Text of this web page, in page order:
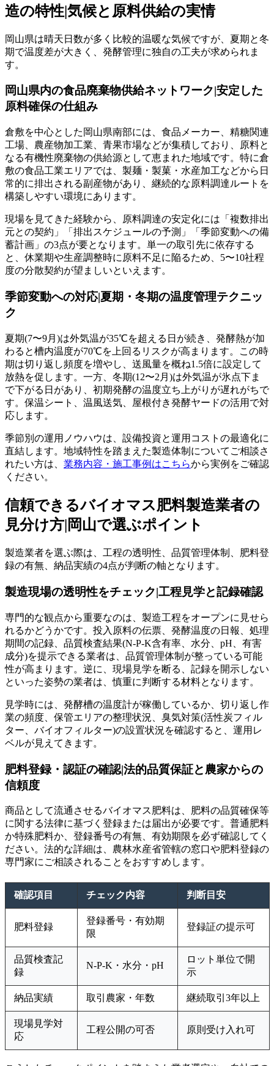
造の特性|気候と原料供給の実情
岡山県は晴天日数が多く比較的温暖な気候ですが、夏期と冬
期で温度差が大きく、発酵管理に独自の工夫が求められま
す。
岡山県内の食品廃棄物供給ネットワーク|安定した
原料確保の仕組み
倉敷を中心とした岡山県南部には、食品メーカー、精糖関連
工場、農産物加工業、青果市場などが集積しており、原料と
なる有機性廃棄物の供給源として恵まれた地域です。特に倉
敷の食品工業エリアでは、製麺・製菓・水産加工などから日
常的に排出される副産物があり、継続的な原料調達ルートを
構築しやすい環境にあります。
現場を見てきた経験から、原料調達の安定化には「複数排出
元との契約」「排出スケジュールの予測」「季節変動への備
蓄計画」の3点が要となります。単一の取引先に依存する
と、休業期や生産調整時に原料不足に陥るため、5〜10社程
度の分散契約が望ましいといえます。
季節変動への対応|夏期・冬期の温度管理テクニッ
ク
夏期(7〜9月)は外気温が35℃を超える日が続き、発酵熱が加
わると槽内温度が70℃を上回るリスクが高まります。この時
期は切り返し頻度を増やし、送風量を概ね1.5倍に設定して
放熱を促します。一方、冬期(12〜2月)は外気温が氷点下ま
で下がる日があり、初期発酵の温度立ち上がりが遅れがちで
す。保温シート、温風送気、屋根付き発酵ヤードの活用で対
応します。
季節別の運用ノウハウは、設備投資と運用コストの最適化に
直結します。地域特性を踏まえた製造体制についてご相談さ
れたい方は、 業務内容・施工事例はこちらから実例をご確認
ください。
信頼できるバイオマス肥料製造業者の
見分け方|岡山で選ぶポイント
製造業者を選ぶ際は、工程の透明性、品質管理体制、肥料登
録の有無、納品実績の4点が判断の軸となります。
製造現場の透明性をチェック|工程見学と記録確認
専門的な観点から重要なのは、製造工程をオープンに見せら
れるかどうかです。投入原料の伝票、発酵温度の日報、処理
期間の記録、品質検査結果(N-P-K含有率、水分、pH、有害
成分)を提示できる業者は、品質管理体制が整っている可能
性が高まります。逆に、現場見学を断る、記録を開示しない
といった姿勢の業者は、慎重に判断する材料となります。
見学時には、発酵槽の温度計が稼働しているか、切り返し作
業の頻度、保管エリアの整理状況、臭気対策(活性炭フィル
ター、バイオフィルター)の設置状況を確認すると、運用レ
ベルが見えてきます。
肥料登録・認証の確認|法的品質保証と農家からの
信頼度
商品として流通させるバイオマス肥料は、肥料の品質確保等
に関する法律に基づく登録または届出が必要です。普通肥料
か特殊肥料か、登録番号の有無、有効期限を必ず確認してく
ださい。法的な詳細は、農林水産省管轄の窓口や肥料登録の
専門家にご相談されることをおすすめします。
確認項目 チェック内容 判断目安
肥料登録
登録番号・有効期
限
登録証の提示可
品質検査記
録
N-P-K・水分・pH
ロット単位で開
示
納品実績 取引農家・年数 継続取引3年以上
現場見学対
応
工程公開の可否 原則受け入れ可